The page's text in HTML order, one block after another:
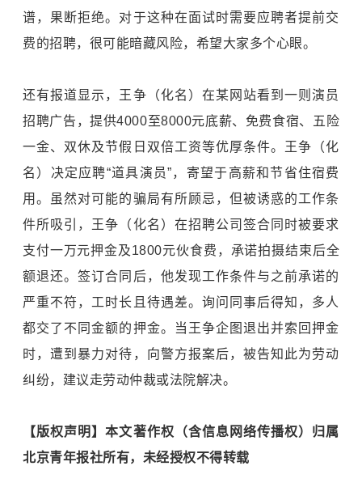
谱，果断拒绝。对于这种在面试时需要应聘者提前交
费的招聘，很可能暗藏风险，希望大家多个心眼。
还有报道显示，王争（化名）在某网站看到一则演员
招聘广告，提供4000至8000元底薪、免费食宿、五险
一金、双休及节假日双倍工资等优厚条件。王争（化
名）决定应聘“道具演员”，寄望于高薪和节省住宿费
用。虽然对可能的骗局有所顾忌，但被诱惑的工作条
件所吸引，王争（化名）在招聘公司签合同时被要求
支付一万元押金及1800元伙食费，承诺拍摄结束后全
额退还。签订合同后，他发现工作条件与之前承诺的
严重不符，工时长且待遇差。询问同事后得知，多人
都交了不同金额的押金。当王争企图退出并索回押金
时，遭到暴力对待，向警方报案后，被告知此为劳动
纠纷，建议走劳动仲裁或法院解决。
【版权声明】本文著作权（含信息网络传播权）归属
北京青年报社所有，未经授权不得转载